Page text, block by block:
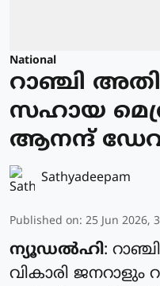
National
റാഞ്ചി
സഹായ
ആനന്ദ്
Sathyadeepam
Published on: 25 Jun 2026,
ന്യൂഡൽഹി:
വികാരി ജനറാളും